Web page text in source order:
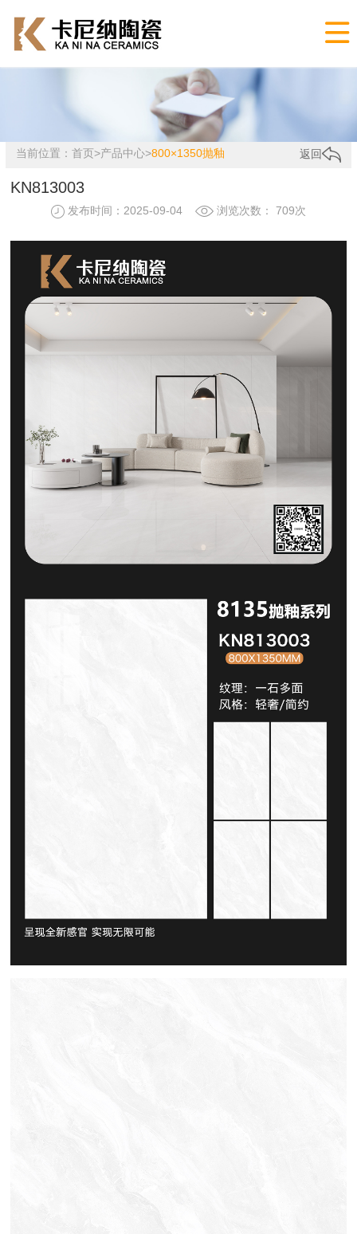

当前位置： 首页>产品中心>800×1350抛釉 返回
KN813003
发布时间：2025-09-04 浏览次数： 709次